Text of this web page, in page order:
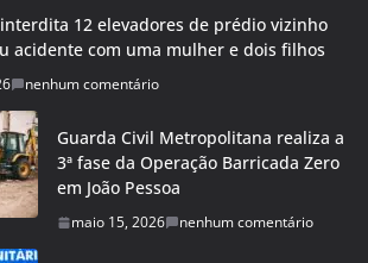
12 elevadores de prédio vizinho
acidente com uma mulher e dois filhos
nenhum comentário
Guarda Civil Metropolitana realiza a
3ª fase da Operação Barricada Zero
em João Pessoa
maio 15, 2026 nenhum comentário